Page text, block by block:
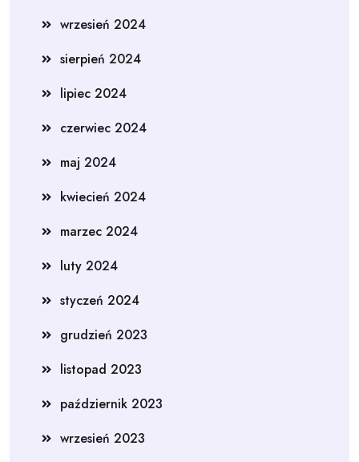
wrzesień 2024
sierpień 2024
lipiec 2024
czerwiec 2024
maj 2024
kwiecień 2024
marzec 2024
luty 2024
styczeń 2024
grudzień 2023
listopad 2023
październik 2023
wrzesień 2023